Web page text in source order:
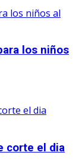
los niños
corte el dia